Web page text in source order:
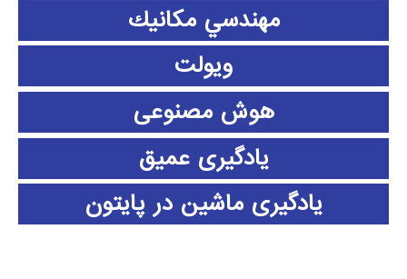
مهندسي مكانيك
ویولت
هوش مصنوعی
یادگیری عمیق
یادگیری ماشین در پایتون